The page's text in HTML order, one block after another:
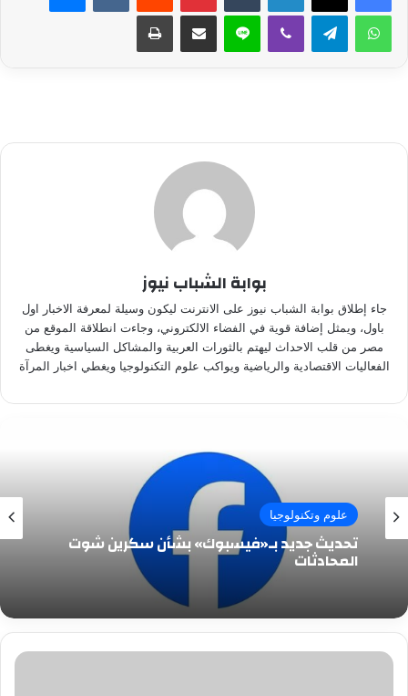
واتساب تيلقرام ڤايبر لاين مشاركة عبر البريد طباعة
بوابة الشباب نيوز
جاء إطلاق بوابة الشباب نيوز على الانترنت ليكون وسيلة لمعرفة الاخبار اول
باول، ويمثل إضافة قوية في الفضاء الالكتروني، وجاءت انطلاقة الموقع من
مصر من قلب الاحداث ليهتم بالثورات العربية والمشاكل السياسية ويغطى
الفعاليات الاقتصادية والرياضية ويواكب علوم التكنولوجيا ويغطي اخبار المرآة
علوم وتكنولوجيا
تحديث جديد بـ«فيسبوك» بشأن سكرين شوت
المحادثات
لطلاب